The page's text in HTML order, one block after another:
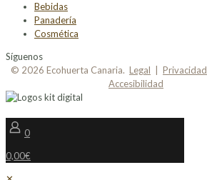
Bebidas
Panadería
Cosmética
Síguenos
© 2026 Ecohuerta Canaria. Legal Privacidad
Accesibilidad
0
0,00€